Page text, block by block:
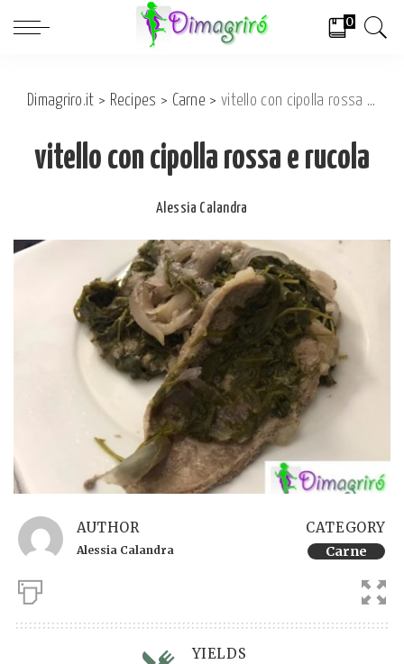
0
Dimagriro.it > Recipes > Carne > vitello con cipolla rossa e rucola
vitello con cipolla rossa e rucola
Posted
Alessia Calandra
AUTHOR
Alessia Calandra
CATEGORY
Carne
YIELDS